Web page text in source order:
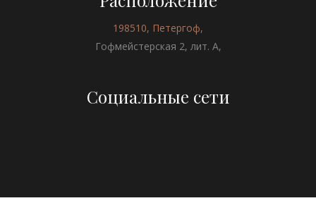
198510, Петергоф,
Гофмейстерская 2, лит. А,
Социальные сети